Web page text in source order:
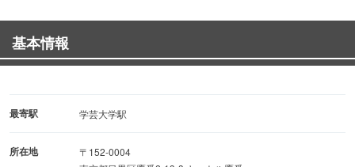
基本情報
最寄駅 学芸大学駅
所在地
〒152-0004